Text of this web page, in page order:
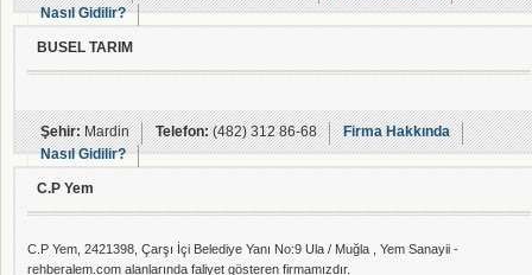
Nasıl Gidilir?
BUSEL TARIM
Şehir:Mardin Telefon:(482) 312 86-68
Firma Hakkında
Nasıl Gidilir?
C.P Yem
C.P Yem, 2421398, Çarşı İçi Belediye Yanı No:9 Ula / Muğla , Yem Sanayii -
rehberalem.com alanlarında faliyet gösteren firmamızdır.